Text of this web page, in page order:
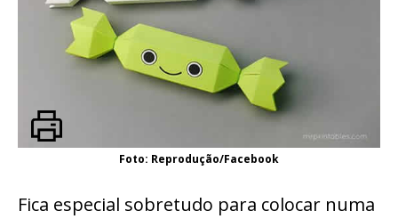
Foto: Reprodução/Facebook
Fica especial sobretudo para colocar numa